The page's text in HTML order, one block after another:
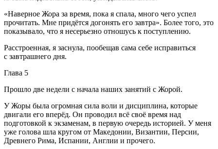
«Наверное Жора за время, пока я спала, много чего успел
прочитать. Мне придётся догонять его завтра». Более того, это
показывало, что я несерьезно отношусь к поступлению.
Расстроенная, я заснула, пообещав сама себе исправиться
с завтрашнего дня.
Глава 5
Прошло две недели с начала наших занятий с Жорой.
У Жоры была огромная сила воли и дисциплина, которые
двигали его вперёд. Он проводил всё своё время над
подготовкой к экзаменам, в первую очередь историей. У меня
уже голова шла кругом от Македонии, Византии, Персии,
Древнего Рима, Испании, Англии и прочего.